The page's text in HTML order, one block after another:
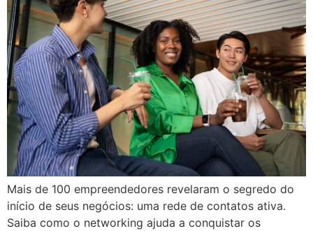
Mais de 100 empreendedores revelaram o segredo do
início de seus negócios: uma rede de contatos ativa.
Saiba como o networking ajuda a conquistar os